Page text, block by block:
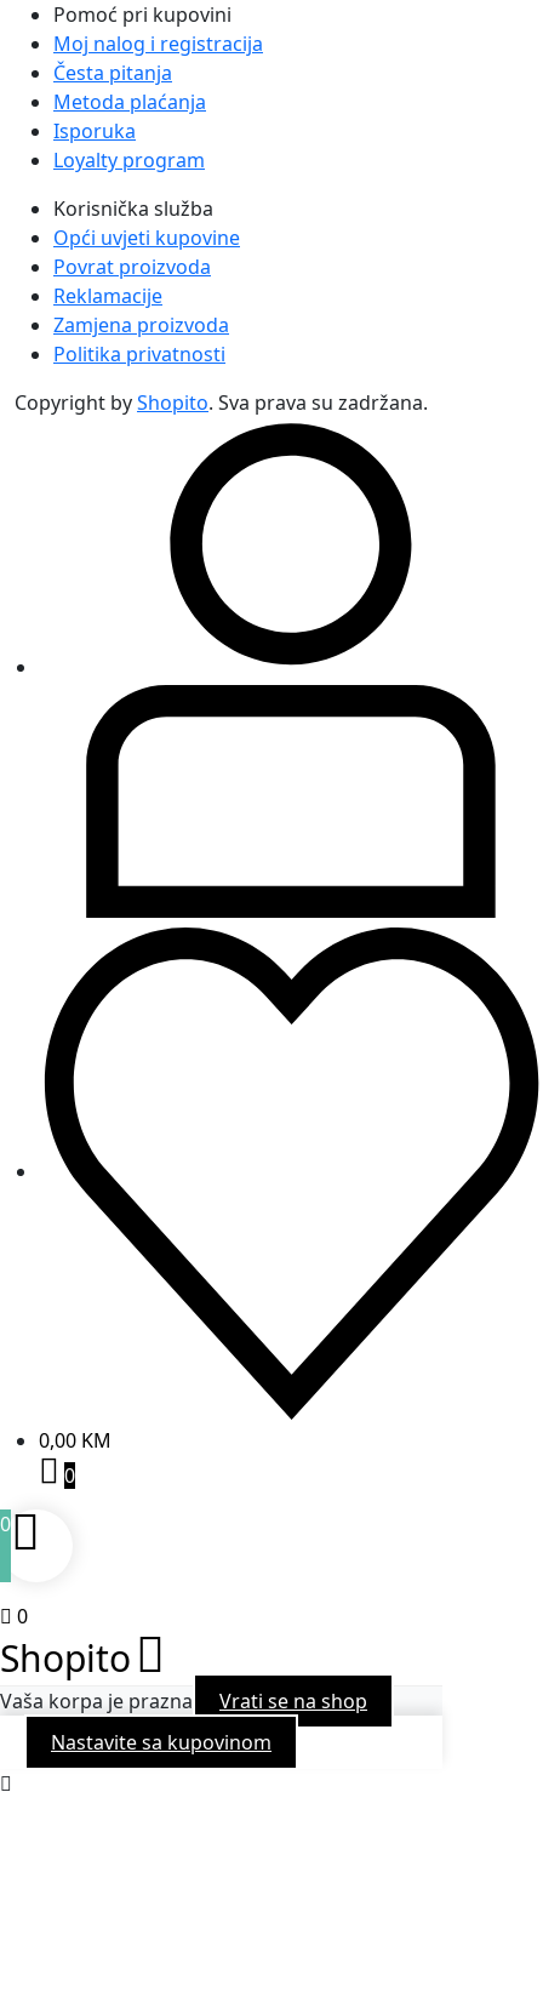
Pomoć pri kupovini
Moj nalog i registracija
Česta pitanja
Metoda plaćanja
Isporuka
Loyalty program
Korisnička služba
Opći uvjeti kupovine
Povrat proizvoda
Reklamacije
Zamjena proizvoda
Politika privatnosti
Copyright byShopito. Sva prava su zadržana.
0,00 KM
0
0
0
Shopito
Vaša korpa je prazna
Vrati se na shop
Nastavite sa kupovinom